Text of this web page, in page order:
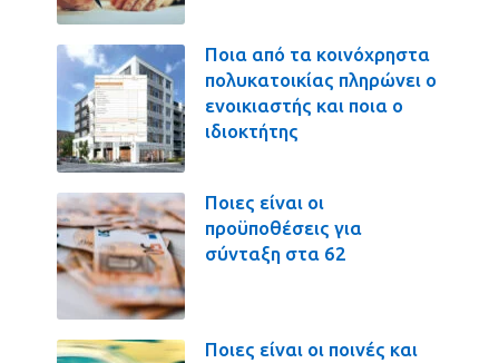
Ποια από τα κοινόχρηστα
πολυκατοικίας πληρώνει ο
ενοικιαστής και ποια ο
ιδιοκτήτης
Ποιες είναι οι
προϋποθέσεις για
σύνταξη στα 62
Ποιες είναι οι ποινές και